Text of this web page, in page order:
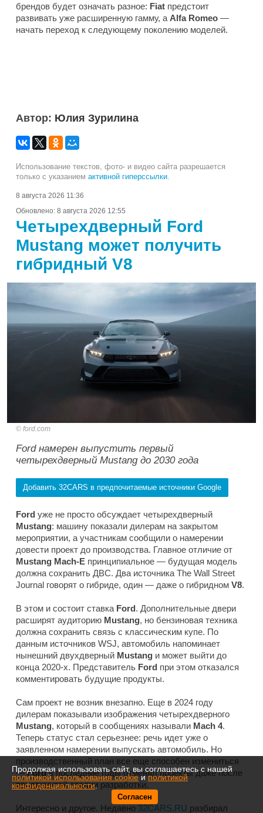
брендов будет означать разное: Fiat предстоит
развивать уже расширенную гамму, а Alfa Romeo —
начать переход к следующему поколению моделей.
Автор: Юлия Зурилина
Использование текстов, фото- и видео сайта разрешается
только с указанием активной гиперссылки.
8 августа 2026 11:36
Обновлено: 8 августа 2026 12:55
Четырехдверный Ford
Mustang может получить
гибридный V8
ford.com
Ford намерен выпустить первый
четырехдверный Mustang до 2030 года
Добавить 32CARS в предпочитаемые источники Google
Ford уже не просто обсуждает четырехдверный
Mustang: машину показали дилерам на закрытом
мероприятии, а участникам сообщили о намерении
довести проект до производства. Главное отличие от
Mustang Mach-E принципиальное — будущая модель
должна сохранить ДВС. Два источника The Wall Street
Journal говорят о гибриде, один — даже о гибридном V8.
В этом и состоит ставка Ford. Дополнительные двери
расширят аудиторию Mustang, но бензиновая техника
должна сохранить связь с классическим купе. По
данным источников WSJ, автомобиль напоминает
нынешний двухдверный Mustang и может выйти до
конца 2020-х. Представитель Ford при этом отказался
комментировать будущие продукты.
Сам проект не возник внезапно. Еще в 2024 году
дилерам показывали изображения четырехдверного
Mustang, который в сообщениях называли Mach 4.
Теперь статус стал серьезнее: речь идет уже о
заявленном намерении выпускать автомобиль. Но
производственный план все еще способен измениться
—Fordв последние годы отменял проекты даже после
продвинутой стадии разработки.
Интересно и другое. Недавно 32CARS.RU разбирал
Продолжая использовать сайт, вы соглашаетесь с нашей
политикой использования cookieиполитикой
конфиденциальности.
Согласен